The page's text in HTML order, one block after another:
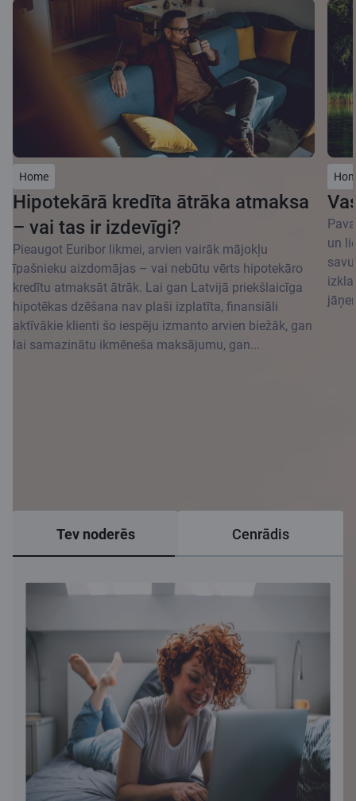
Home
Hipotekārā kredīta ātrāka atmaksa
– vai tas ir izdevīgi?
Pieaugot Euribor likmei, arvien vairāk mājokļu
īpašnieku aizdomājas – vai nebūtu vērts hipotekāro
kredītu atmaksāt ātrāk. Lai gan Latvijā priekšlaicīga
hipotēkas dzēšana nav plaši izplatīta, finansiāli
aktīvākie klienti šo iespēju izmanto arvien biežāk, gan
lai samazinātu ikmēneša maksājumu, gan...
un
Tev noderēs Cenrādis